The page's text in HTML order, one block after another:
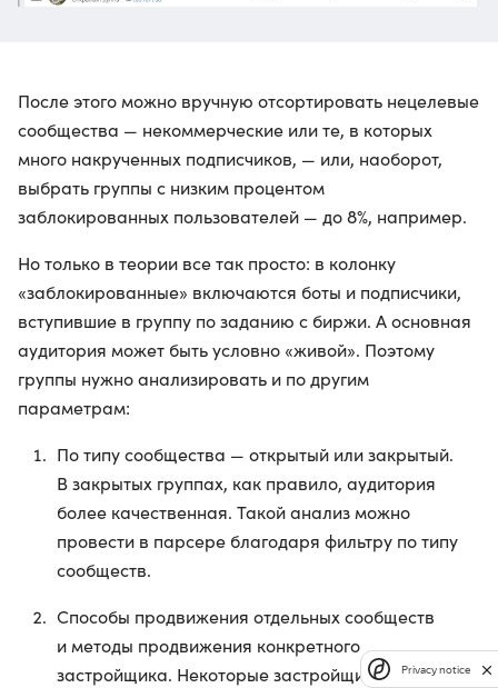
После этого можно вручную отсортировать нецелевые
сообщества — некоммерческие или те, в которых
много накрученных подписчиков, — или, наоборот,
выбрать группы с низким процентом
заблокированных пользователей — до 8%, например.
Но только в теории все так просто: в колонку
«заблокированные» включаются боты и подписчики,
вступившие в группу по заданию с биржи. А основная
аудитория может быть условно «живой». Поэтому
группы нужно анализировать и по другим
параметрам:
По типу сообщества — открытый или закрытый.
В закрытых группах, как правило, аудитория
более качественная. Такой анализ можно
провести в парсере благодаря фильтру по типу
сообществ.
Способы продвижения отдельных сообществ
и методы продвижения конкретного
застройщика. Некоторые застройщики загоняют
Privacy notice